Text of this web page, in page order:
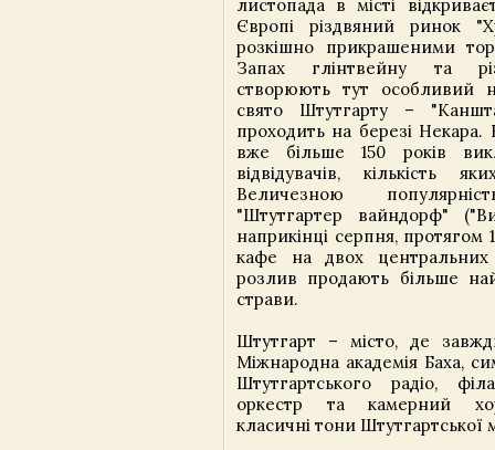
листопада в місті
Європі різдвяний ринок
розкішно прикрашеними
Запах глінтвейну та
створюють тут особливий
свято Штутгарту –
проходить на березі Некара.
вже більше 150 років
відвідувачів, кількість
Величезною
"Штутгартер вайндорф"
наприкінці серпня, протягом
кафе на двох
розлив продають більше
страви.
Штутгарт – місто, де
Міжнародна академія Баха,
Штутгартського радіо,
оркестр та камерний
класичні тони Штутгартської